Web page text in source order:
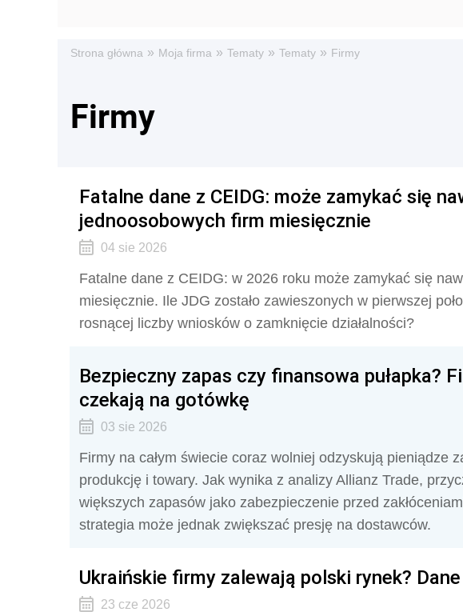
Strona główna » Moja firma » Tematy » Tematy » Firmy
Firmy
Fatalne dane z CEIDG: może zamykać się
jednoosobowych firm miesięcznie
04 sie 2026
Fatalne dane z CEIDG: w 2026 roku może zamykać się
miesięcznie. Ile JDG zostało zawieszonych w pierwszej
rosnącej liczby wniosków o zamknięcie działalności?
Bezpieczny zapas czy finansowa pułapka?
czekają na gotówkę
03 sie 2026
Firmy na całym świecie coraz wolniej odzyskują pieniądze
produkcję i towary. Jak wynika z analizy Allianz Trade,
większych zapasów jako zabezpieczenie przed
strategia może jednak zwiększać presję na dostawców.
Ukraińskie firmy zalewają polski rynek?
23 cze 2026